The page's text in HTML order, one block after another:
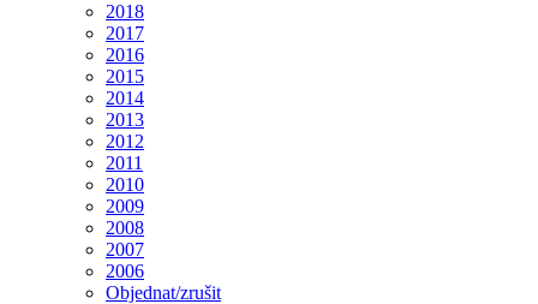
2018
2017
2016
2015
2014
2013
2012
2011
2010
2009
2008
2007
2006
Objednat/zrušit